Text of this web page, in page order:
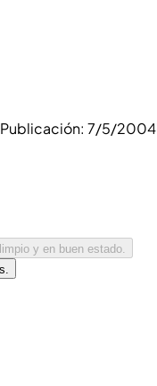
Publicación: 7/5/2004
y en buen estado.